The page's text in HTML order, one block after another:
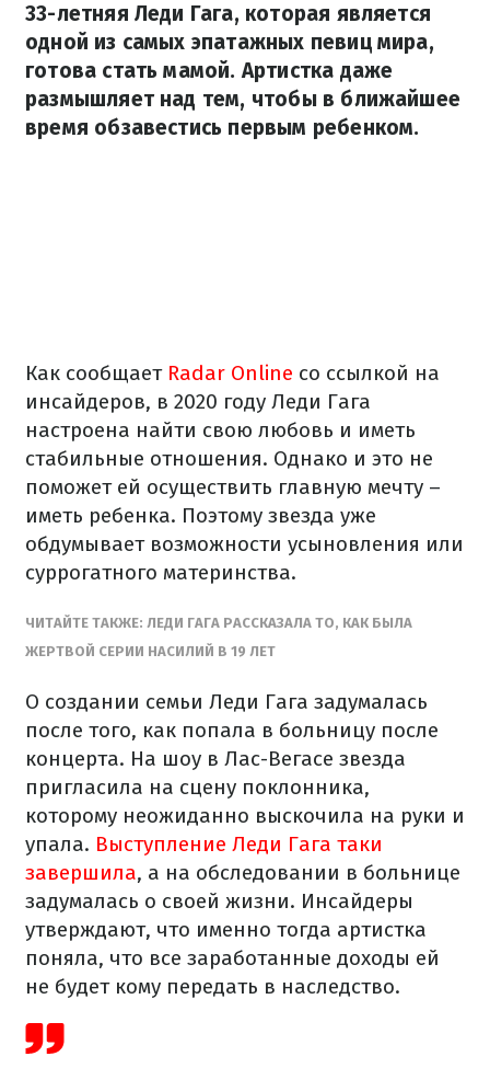
33-летняя Леди Гага, которая является
одной из самых эпатажных певиц мира,
готова стать мамой. Артистка даже
размышляет над тем, чтобы в ближайшее
время обзавестись первым ребенком.
Как сообщает Radar Online со ссылкой на
инсайдеров, в 2020 году Леди Гага
настроена найти свою любовь и иметь
стабильные отношения. Однако и это не
поможет ей осуществить главную мечту –
иметь ребенка. Поэтому звезда уже
обдумывает возможности усыновления или
суррогатного материнства.
ЧИТАЙТЕ ТАКЖЕ: ЛЕДИ ГАГА РАССКАЗАЛА ТО, КАК БЫЛА
ЖЕРТВОЙ СЕРИИ НАСИЛИЙ В 19 ЛЕТ
О создании семьи Леди Гага задумалась
после того, как попала в больницу после
концерта. На шоу в Лас-Вегасе звезда
пригласила на сцену поклонника,
которому неожиданно выскочила на руки и
упала. Выступление Леди Гага таки
завершила, а на обследовании в больнице
задумалась о своей жизни. Инсайдеры
утверждают, что именно тогда артистка
поняла, что все заработанные доходы ей
не будет кому передать в наследство.